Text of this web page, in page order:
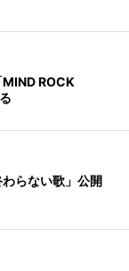
ROCK
わらない歌」公開